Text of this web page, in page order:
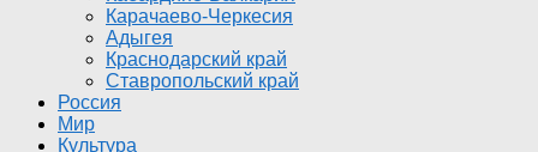
Карачаево-Черкесия
Адыгея
Краснодарский край
Ставропольский край
Россия
Мир
Культура